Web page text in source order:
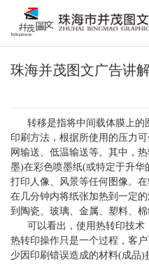
珠海并茂图文广告讲
转移是指将中间载体膜上的
印刷方法，根据所使用的压力
网输送、低温输送等。其中，
墨)在彩色喷墨纸(或特定于升
打印人像、风景等任何图像。
在几分钟内将纸张加热到一定
到陶瓷、玻璃、金属、塑料、
可以看出，使用热转印技术
热转印操作只是一个过程，客
少因印刷错误造成的材料(成品)